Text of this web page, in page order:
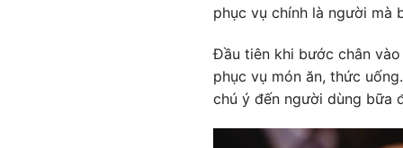
phục vụ chính là người mà
Đầu tiên khi bước chân
phục vụ món ăn, thức
chú ý đến người dùng bữa